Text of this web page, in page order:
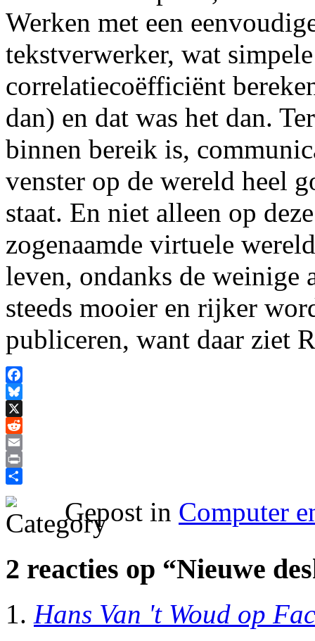
Werken met een
tekstverwerker, wat
correlatiecoëfficiënt
dan) en dat was het dan.
binnen bereik is,
venster op de wereld heel
staat. En niet alleen op
zogenaamde virtuele
leven, ondanks de weinige
steeds mooier en rijker
publiceren, want daar ziet
Facebook
Bluesky
X
Reddit
Email
Print
Gepost in Computer
2 reacties op “Nieuwe
Hans Van 't Woud op